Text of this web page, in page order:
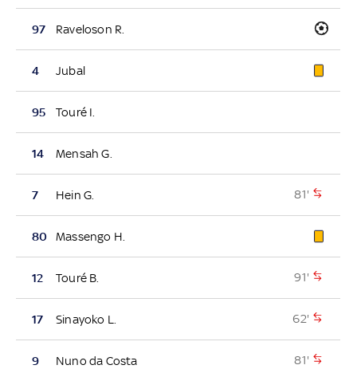
97 Raveloson R.
4 Jubal
95 Touré I.
14 Mensah G.
7 Hein G. 81'
80 Massengo H.
12 Touré B. 91'
17 Sinayoko L. 62'
9 Nuno da Costa 81'